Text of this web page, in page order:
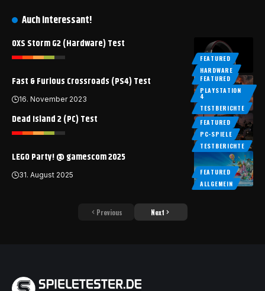
Auch interessant!
FEATURED
HARDWARE
OXS Storm G2 (Hardware) Test
FEATURED
PLAYSTATION
4
TESTBERICHTE
Fast & Furious Crossroads (PS4) Test
16. November 2023
FEATURED
PC-SPIELE
TESTBERICHTE
Dead Island 2 (PC) Test
FEATURED
ALLGEMEIN
LEGO Party! @ gamescom 2025
31. August 2025
Previous Next